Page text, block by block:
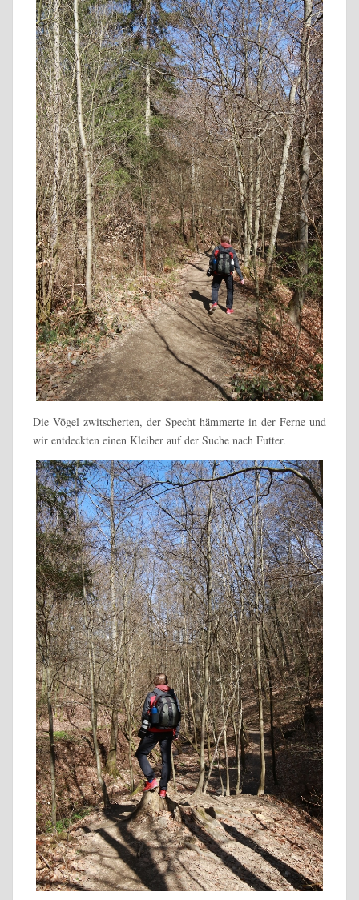
Die Vögel zwitscherten, der Specht hämmerte in der Ferne und
wir entdeckten einen Kleiber auf der Suche nach Futter.